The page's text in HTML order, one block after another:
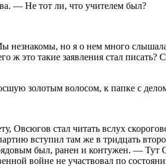
— Не тот ли, что учителем был?
но я о нем много слышала
ж это такие заявления стал
золотым волосом, к папке с
Овсюгов стал читать вслух
вступил там же в тридцать
был, ранен и контужен. — Тут
войне не участвовал по